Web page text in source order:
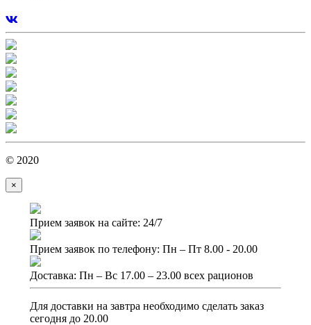
© 2020
×
Прием заявок на сайте: 24/7
Прием заявок по телефону: Пн – Пт 8.00 - 20.00
Доставка: Пн – Вс 17.00 – 23.00 всех рационов
Для доставки на завтра необходимо сделать заказ
сегодня до 20.00